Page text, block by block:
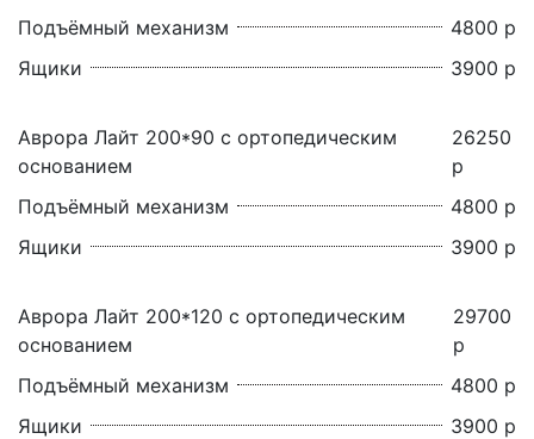
Подъёмный механизм
4800 р
Ящики
3900 р
Аврора Лайт 200*90 с ортопедическим
основанием
26250
р
Подъёмный механизм
4800 р
Ящики
3900 р
Аврора Лайт 200*120 с ортопедическим
основанием
29700
р
Подъёмный механизм
4800 р
Ящики
3900 р